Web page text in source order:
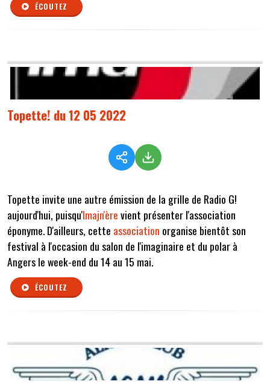
ÉCOUTEZ
Topette! du 12 05 2022
Topette invite une autre émission de la grille de Radio G!
aujourd'hui, puisqu'Imajn'èrevient présenter l'association
éponyme. D'ailleurs, cette association organise bientôt son
festival à l'occasion du salon de l'imaginaire et du polar à
Angers le week-end du 14 au 15 mai.
ÉCOUTEZ